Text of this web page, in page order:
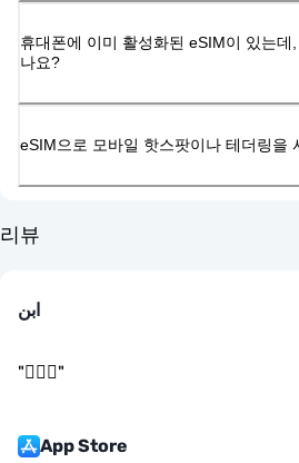
휴대폰에 이미 활성화된 eSIM이 있는데
나요?
eSIM으로 모바일 핫스팟이나 테더링을
리뷰
ابن
"👌🏻🤝"
App Store